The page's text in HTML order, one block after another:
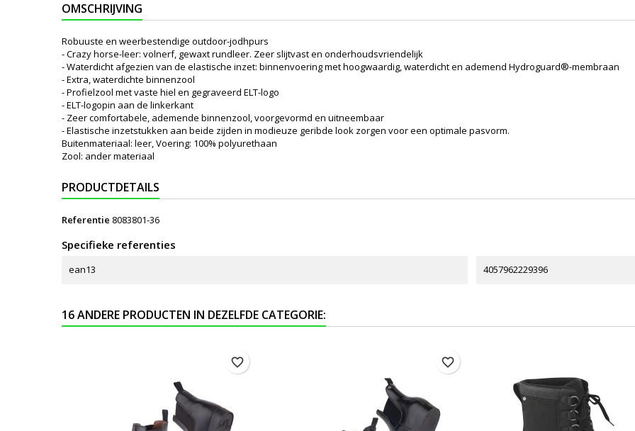
OMSCHRIJVING
Robuuste en weerbestendige outdoor-jodhpurs
- Crazy horse-leer: volnerf, gewaxt rundleer. Zeer slijtvast en onderhoudsvriendelijk
- Waterdicht afgezien van de elastische inzet: binnenvoering met hoogwaardig, waterdicht en ademend Hydroguard®-membraan
- Extra, waterdichte binnenzool
- Profielzool met vaste hiel en gegraveerd ELT-logo
- ELT-logopin aan de linkerkant
- Zeer comfortabele, ademende binnenzool, voorgevormd en uitneembaar
- Elastische inzetstukken aan beide zijden in modieuze geribde look zorgen voor een optimale pasvorm.
Buitenmateriaal: leer, Voering: 100% polyurethaan
Zool: ander materiaal
PRODUCTDETAILS
Referentie 8083801-36
Specifieke referenties
ean13 4057962229396
16 ANDERE PRODUCTEN IN DEZELFDE CATEGORIE:
favorite_border favorite_border